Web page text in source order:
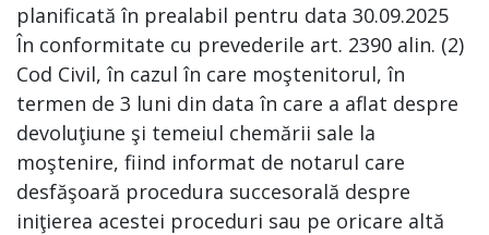
planificată în prealabil pentru data 30.09.2025
În conformitate cu prevederile art. 2390 alin. (2)
Cod Civil, în cazul în care moştenitorul, în
termen de 3 luni din data în care a aflat despre
devoluţiune şi temeiul chemării sale la
moştenire, fiind informat de notarul care
desfăşoară procedura succesorală despre
iniţierea acestei proceduri sau pe oricare altă